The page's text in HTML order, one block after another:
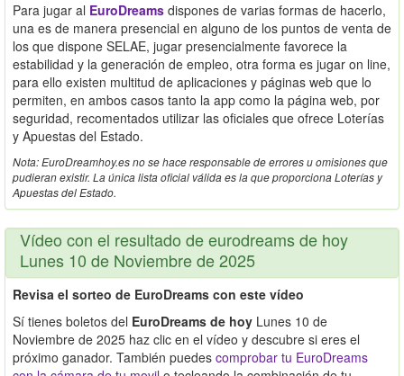
Para jugar al EuroDreams dispones de varias formas de hacerlo,
una es de manera presencial en alguno de los puntos de venta de
los que dispone SELAE, jugar presencialmente favorece la
estabilidad y la generación de empleo, otra forma es jugar on line,
para ello existen multitud de aplicaciones y páginas web que lo
permiten, en ambos casos tanto la app como la página web, por
seguridad, recomentados utilizar las oficiales que ofrece Loterías
y Apuestas del Estado.
Nota: EuroDreamhoy.es no se hace responsable de errores u omisiones que
pudieran existir. La única lista oficial válida es la que proporciona Loterías y
Apuestas del Estado.
Vídeo con el resultado de eurodreams de hoy
Lunes 10 de Noviembre de 2025
Revisa el sorteo de EuroDreams con este vídeo
Sí tienes boletos del EuroDreams de hoy Lunes 10 de
Noviembre de 2025 haz clic en el vídeo y descubre si eres el
próximo ganador. También puedes comprobar tu EuroDreams